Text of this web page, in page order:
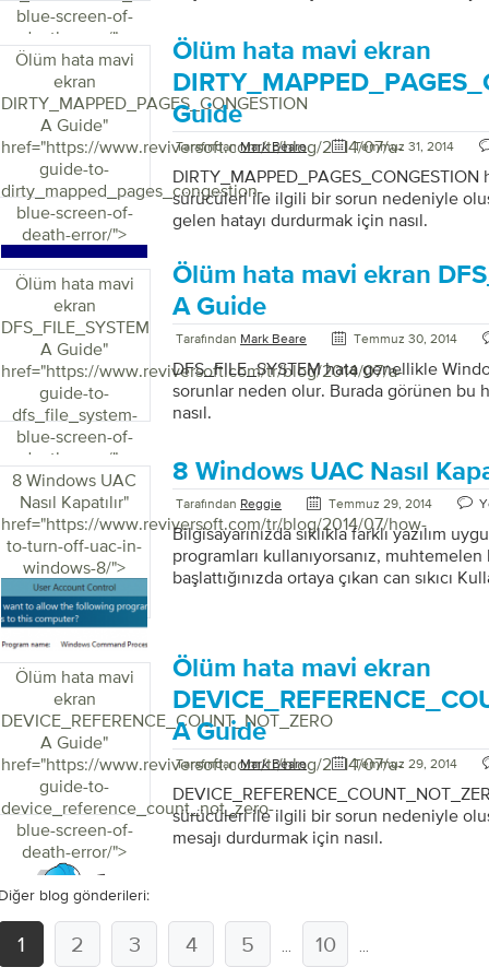
blue-screen-of-
death-error/">
olabilir. Aslında, DLL uygulaması
Uygulama, yazılım arızaları hakkında
Microsoft’a gönderir. Hata, başlatma
belirten bir ileti kutusu görüntüleyerek
kullanıcı Denetim Masası’na erişmeye
olarak sonlandırır. Bu hata mevcut
Kontrol Panelinden de kaybolacaktır.
DLL_INITIALIZATION_FAILED hatasını
hatasından daha uzun bir süre […]
Ölüm hata mavi
ekran
DIRTY_MAPPED_PAGES_CONGESTION
A Guide"
href="https://www.reviversoft.com/tr/blog/2014/07/a-
guide-to-
dirty_mapped_pages_congestion-
blue-screen-of-
death-error/">
Ölüm hata mavi ekran
Guide
TarafındanMark Beare Temmuz 31, 2014
sürücüleri ile ilgili bir sorun nedeniyle
gelen hatayı durdurmak için nasıl.
Ölüm hata mavi
ekran
DFS_FILE_SYSTEM
A Guide"
href="https://www.reviversoft.com/tr/blog/2014/07/a-
guide-to-
dfs_file_system-
blue-screen-of-
death-error/">
Ölüm hata mavi ekran
A Guide
Tarafından Mark Beare Temmuz 30, 2014
DFS_FILE_SYSTEM hata genellikle
sorunlar neden olur. Burada görünen bu
nasıl.
8 Windows UAC
Nasıl Kapatılır"
href="https://www.reviversoft.com/tr/blog/2014/07/how-
to-turn-off-uac-in-
windows-8/">
8 Windows UAC Nasıl
Tarafından Reggie Temmuz 29, 2014
Bilgisayarınızda sıklıkla farklı yazılım
programları kullanıyorsanız, muhtemelen
başlattığınızda ortaya çıkan can sıkıcı
Denetimi (UAC) istemini görüntüler. Bu
yönetici düzeyinde izin gerektirir.
PC’nizde değişiklik yapmaya çalıştığında
bilgilendirmesini sağlamak iyi bir fikir olsa
bildireceğini veya tamamen kapattığını
ayarlarını nasıl değiştirebilirim veya
nasıl kapatabilirim? UAC’nin […]
Ölüm hata mavi
ekran
DEVICE_REFERENCE_COUNT_NOT_ZERO
A Guide"
href="https://www.reviversoft.com/tr/blog/2014/07/a-
guide-to-
device_reference_count_not_zero-
blue-screen-of-
death-error/">
Ölüm hata mavi ekran
A Guide
TarafındanMark Beare Temmuz 29, 2014
sürücüleri ile ilgili bir sorun nedeniyle
mesajı durdurmak için nasıl.
blog gönderileri:
1 2 3 4 5 ... 10 ...